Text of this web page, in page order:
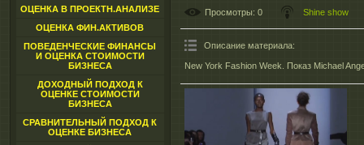
ОЦЕНКА В ПРОЕКТН.АНАЛИЗЕ
ОЦЕНКА ФИН.АКТИВОВ
ПОВЕДЕНЧЕСКИЕ ФИНАНСЫ
И ОЦЕНКА СТОИМОСТИ
БИЗНЕСА
ДОХОДНЫЙ ПОДХОД К
ОЦЕНКЕ СТОИМОСТИ
БИЗНЕСА
СРАВНИТЕЛЬНЫЙ ПОДХОД К
ОЦЕНКЕ БИЗНЕСА
Просмотры: 0 Shine show
Описание материала:
New York Fashion Week. Показ Michael